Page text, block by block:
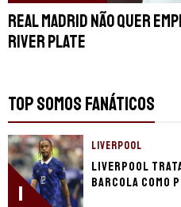
Real Madrid não quer
River Plate
TOP SOMOS FANÁTICOS
1
LIVERPOOL
Liverpool
Barcola como